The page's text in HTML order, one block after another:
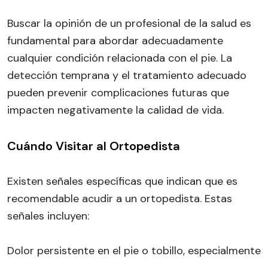
Buscar la opinión de un profesional de la salud es
fundamental para abordar adecuadamente
cualquier condición relacionada con el pie. La
detección temprana y el tratamiento adecuado
pueden prevenir complicaciones futuras que
impacten negativamente la calidad de vida.
Cuándo Visitar al Ortopedista
Existen señales específicas que indican que es
recomendable acudir a un ortopedista. Estas
señales incluyen:
Dolor persistente en el pie o tobillo, especialmente